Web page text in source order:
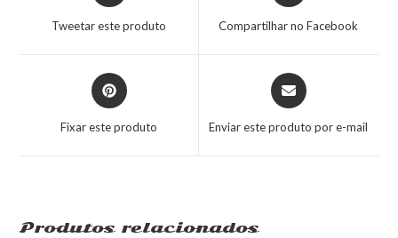
Tweetar este produto Compartilhar no Facebook
Fixar este produto Enviar este produto por e-mail
Produtos relacionados